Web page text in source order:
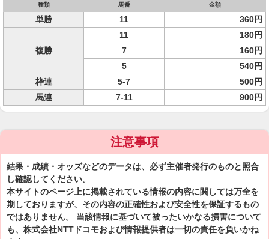
種類 馬番 金額
単勝 11 360円
複勝
11
180円
7
160円
5
540円
枠連
5-7
500円
馬連
7-11 900円
注意事項
結果・成績・オッズなどのデータは、必ず主催者発行のものと照合
し確認してください。
本サイトのページ上に掲載されている情報の内容に関しては万全を
期しておりますが、その内容の正確性および安全性を保証するもの
ではありません。 当該情報に基づいて被ったいかなる損害について
も、株式会社NTTドコモおよび情報提供者は一切の責任を負いかね